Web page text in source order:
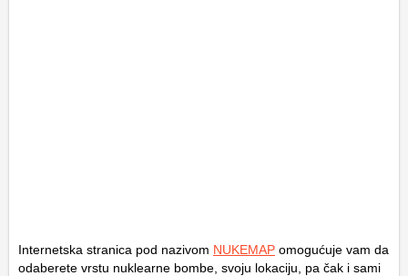
Internetska stranica pod nazivom NUKEMAP omogućuje vam da
odaberete vrstu nuklearne bombe, svoju lokaciju, pa čak i sami